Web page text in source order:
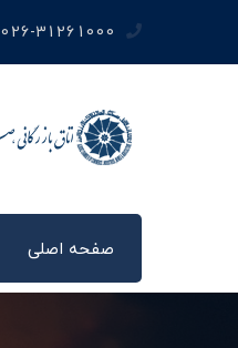
026-31261000
صفحه اصلی